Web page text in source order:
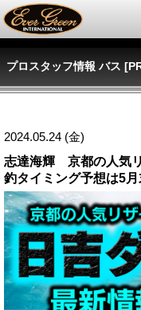
プロスタッフ情報 バス
2024.05.24 (金)
志達海輝 京都の人気
釣タイミング予想は5月